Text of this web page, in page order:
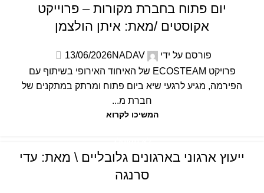
יום פתוח בחברת מקורות – פרוייקט
אקוסטים /מאת: איתן הולצמן
פורסם על ידי NADAV
13/06/2026
פרויקט ECOSTEAM של האיחוד האירופי בשיתוף עם
הפירמה, מגיע לרגעי שיא ביום פתוח ומרתק במתקנים של
חברת מ...
המשיכו לקרוא
ייעוץ ארגוני בארגונים גלובליים \ מאת: עדי
סרנגה